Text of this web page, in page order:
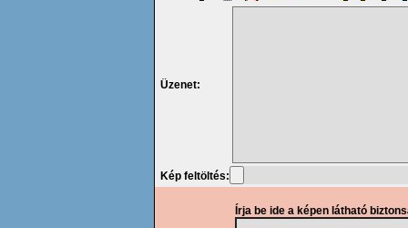
Üzenet:
Kép feltöltés:
Írja be ide a képen látható